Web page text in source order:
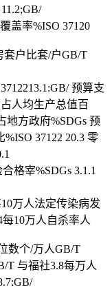
盖率%ISO 37120
套户比套/户GB/T
预算支
占人均生产总值百
地方政府%SDGs 预
37122 20.3 零
格宰%SDGs 3.1.1
万人法定传染病发
每10万人自杀率人
数个/万人GB/T
T 与福社3.8每万人